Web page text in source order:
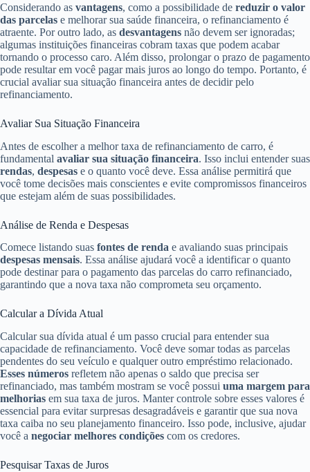
Considerando as vantagens, como a possibilidade de reduzir o valor
das parcelas e melhorar sua saúde financeira, o refinanciamento é
atraente. Por outro lado, as desvantagens não devem ser ignoradas;
algumas instituições financeiras cobram taxas que podem acabar
tornando o processo caro. Além disso, prolongar o prazo de pagamento
pode resultar em você pagar mais juros ao longo do tempo. Portanto, é
crucial avaliar sua situação financeira antes de decidir pelo
refinanciamento.
Avaliar Sua Situação Financeira
Antes de escolher a melhor taxa de refinanciamento de carro, é
fundamental avaliar sua situação financeira. Isso inclui entender suas
rendas, despesas e o quanto você deve. Essa análise permitirá que
você tome decisões mais conscientes e evite compromissos financeiros
que estejam além de suas possibilidades.
Análise de Renda e Despesas
Comece listando suas fontes de renda e avaliando suas principais
despesas mensais. Essa análise ajudará você a identificar o quanto
pode destinar para o pagamento das parcelas do carro refinanciado,
garantindo que a nova taxa não comprometa seu orçamento.
Calcular a Dívida Atual
Calcular sua dívida atual é um passo crucial para entender sua
capacidade de refinanciamento. Você deve somar todas as parcelas
pendentes do seu veículo e qualquer outro empréstimo relacionado.
Esses números refletem não apenas o saldo que precisa ser
refinanciado, mas também mostram se você possui uma margem para
melhorias em sua taxa de juros. Manter controle sobre esses valores é
essencial para evitar surpresas desagradáveis e garantir que sua nova
taxa caiba no seu planejamento financeiro. Isso pode, inclusive, ajudar
você a negociar melhores condições com os credores.
Pesquisar Taxas de Juros